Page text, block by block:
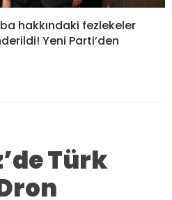
hakkındaki fezlekeler
Yeni Parti’den
Türk